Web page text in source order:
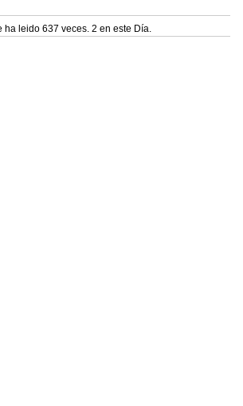
ha leido 637 veces. 2 en este Día.